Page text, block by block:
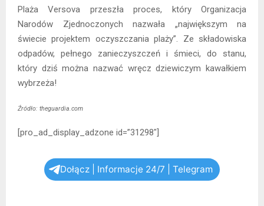
Plaża Versova przeszła proces, który Organizacja
Narodów Zjednoczonych nazwała „największym na
świecie projektem oczyszczania plaży”. Ze składowiska
odpadów, pełnego zanieczyszczeń i śmieci, do stanu,
który dziś można nazwać wręcz dziewiczym kawałkiem
wybrzeża!
Źródło: theguardia.com
[pro_ad_display_adzone id=”31298″]
Dołącz | Informacje 24/7 | Telegram